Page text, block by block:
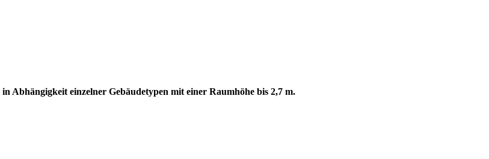
in Abhängigkeit einzelner Gebäudetypen mit einer Raumhöhe bis 2,7 m.